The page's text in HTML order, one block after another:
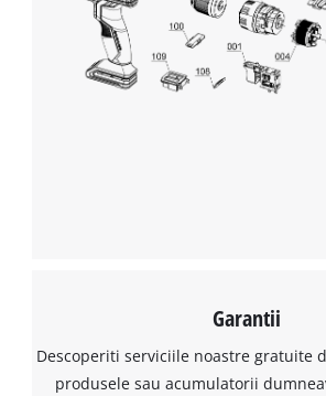
Garantii
Descoperiti serviciile noastre gratuite
produsele sau acumulatorii